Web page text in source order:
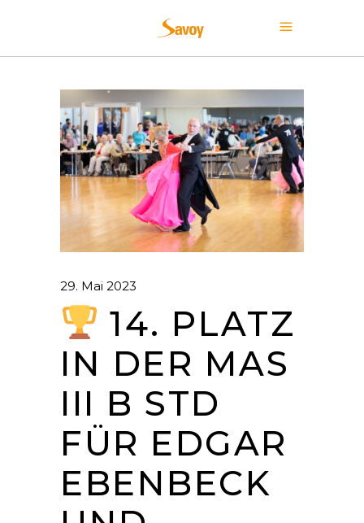
29. Mai 2023
14. PLATZ
IN DER MAS
III B STD
FÜR EDGAR
EBENBECK